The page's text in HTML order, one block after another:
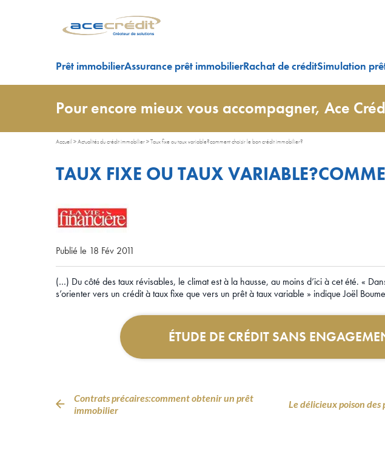
Prêt immobilierAssurance prêt immobilierRachat de créditSimulation
Pour encore mieux vous accompagner, Ace
Accueil >Actualités du crédit immobilier>Taux fixe ou taux variable?comment choisir le bon crédit immobilier?
TAUX FIXE OU TAUX
Publié le 18 Fév 2011
(…) Du côté des taux révisables, le climat est à la hausse, au moins d’ici à cet été. «
s’orienter vers un crédit à taux fixe que vers un prêt à taux variable » indique Joël
ÉTUDE DE CRÉDIT SANS
Contrats précaires:comment obtenir un prêt
immobilier
Le délicieux poison